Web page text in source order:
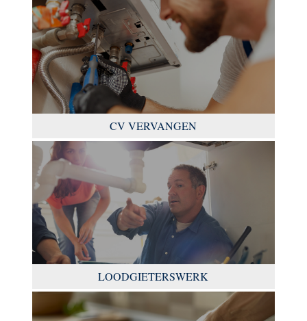
CV VERVANGEN
LOODGIETERSWERK